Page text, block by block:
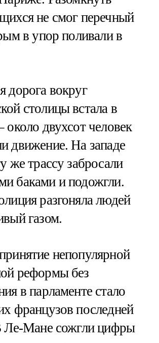
не смог перечный
в упор поливали в
дорога вокруг
столицы встала в
около двухсот человек
движение. На западе
же трассу забросали
баками и подожгли.
разгоняла людей
газом.
непопулярной
реформы без
в парламенте стало
французов последней
Ле-Мане сожгли цифры